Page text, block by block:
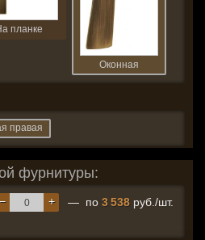
планке
Оконная
правая
фурнитуры:
+
− — по 3 538 руб./шт.